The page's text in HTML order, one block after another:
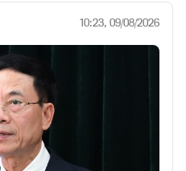
10:23, 09/08/2026